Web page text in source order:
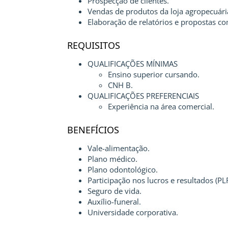
Vendas de produtos da loja
Elaboração de relatórios e propostas
REQUISITOS
QUALIFICAÇÕES MÍNIMAS
Ensino superior cursando.
CNH B.
QUALIFICAÇÕES PREFERENCIAIS
Experiência na área comercial.
BENEFÍCIOS
Vale-alimentação.
Plano médico.
Plano odontológico.
Participação nos lucros e resultados
Seguro de vida.
Auxílio-funeral.
Universidade corporativa.